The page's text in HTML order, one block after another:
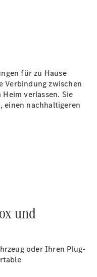
für zu Hause
Verbindung zwischen
verlassen. Sie
einen nachhaltigeren
und
oder Ihren Plug-